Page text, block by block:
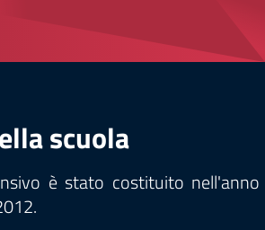
scuola
è stato costituito nell'anno